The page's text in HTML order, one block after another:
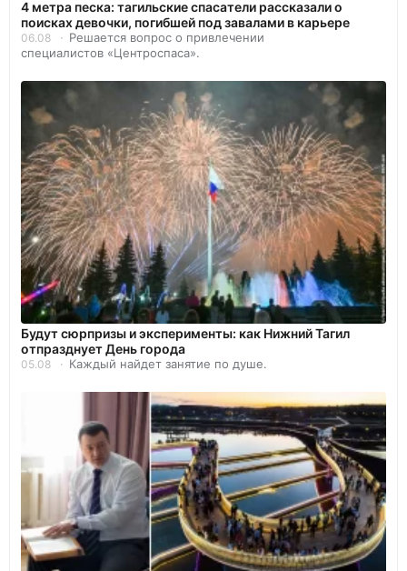
4 метра песка: тагильские спасатели рассказали о
поисках девочки, погибшей под завалами в карьере
06.08
Решается вопрос о привлечении
специалистов «Центроспаса».
Будут сюрпризы и эксперименты: как Нижний Тагил
отпразднует День города
05.08 Каждый найдет занятие по душе.